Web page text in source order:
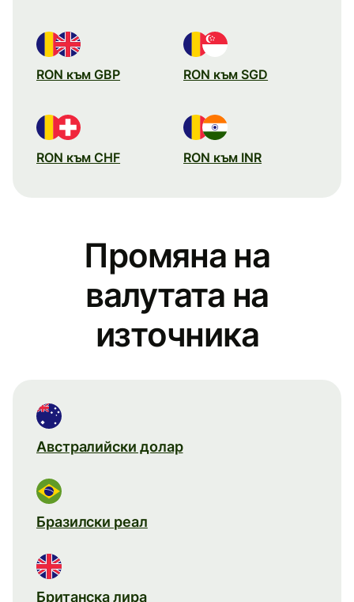
RON към GBP RON към SGD
RON към CHF RON към INR
Промяна на
валутата на
източника
Австралийски долар
Бразилски реал
Британска лира